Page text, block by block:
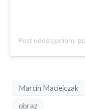
Marcin Maciejczak
obraz